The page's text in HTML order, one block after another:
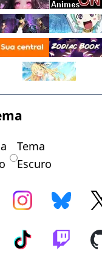
Tema
Escuro